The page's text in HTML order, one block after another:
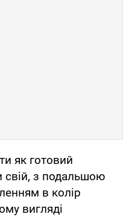
як готовий
свій, з подальшою
в колір
вигляді